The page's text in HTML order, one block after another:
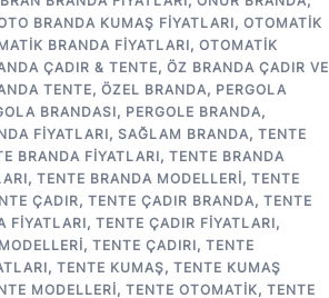
BRANDA KUMAŞ FIYATLARI, OTOMATIK
BRANDA FIYATLARI, OTOMATIK
ÇADIR & TENTE, ÖZ BRANDA ÇADIR VE
TENTE, ÖZEL BRANDA, PERGOLA
BRANDASI, PERGOLE BRANDA,
FIYATLARI, SAĞLAM BRANDA, TENTE
BRANDA FIYATLARI, TENTE BRANDA
, TENTE BRANDA MODELLERI, TENTE
ÇADIR, TENTE ÇADIR BRANDA, TENTE
FIYATLARI, TENTE ÇADIR FIYATLARI,
, TENTE ÇADIRI, TENTE
, TENTE KUMAŞ, TENTE KUMAŞ
MODELLERI, TENTE OTOMATIK, TENTE